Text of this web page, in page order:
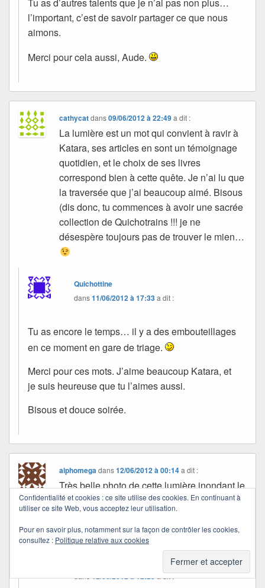
l’important, c’est de savoir partager ce que nous
aimons.
Merci pour cela aussi, Aude.
cathycatdans09/06/2012 à 22:49 a dit :
La lumière est un mot qui convient à ravir à
Katara, ses articles en sont un témoignage
quotidien, et le choix de ses livres
correspond bien à cette quête. Je n’ai lu que
la traversée que j’ai beaucoup aimé. Bisous
(dis donc, tu commences à avoir une sacrée
collection de Quichotrains !!! je ne
désespère toujours pas de trouver le mien…
Quichottine
dans11/06/2012 à 17:33a dit :
Tu as encore le temps… il y a des embouteillages
en ce moment en gare de triage.
Merci pour ces mots. J’aime beaucoup Katara, et
je suis heureuse que tu l’aimes aussi.
Bisous et douce soirée.
alphomegadans12/06/2012 à 00:14 a dit :
Très belle photo de cette lumière inondant le
sous-bois.
Ça va bien avec les arcs-en-ciel où la
lumière scelle l’alliance du ciel et de la terre.
dans12/06/2012 à 12:25a dit :
Confidentialité et cookies : ce site utilise des cookies. En continuant à
utiliser ce site Web, vous acceptez leur utilisation.
Pour en savoir plus, notamment sur la façon de contrôler les cookies,
consultez : Politique relative aux cookies